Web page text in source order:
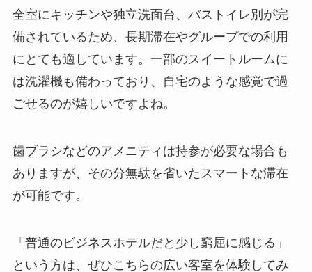
全室にキッチンや独立洗面台、バストイレ別が完
備されているため、長期滞在やグループでの利用
にとても適しています。一部のスイートルームに
は洗濯機も備わっており、自宅のような感覚で過
ごせるのが嬉しいですよね。
歯ブラシなどのアメニティは持参が必要な場合も
ありますが、その分無駄を省いたスマートな滞在
が可能です。
「普通のビジネスホテルだと少し窮屈に感じる」
という方は、ぜひこちらの広い客室を体験してみ